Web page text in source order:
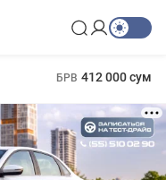
БРВ 412 000 сум